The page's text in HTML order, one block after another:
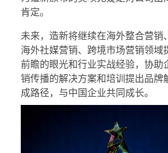
肯定。
未来，造新将继续在海外整合营销
海外社媒营销、跨境市场营销领域
前瞻的眼光和行业实战经验，协助
销传播的解决方案和培训提出品牌
成路径，与中国企业共同成长。